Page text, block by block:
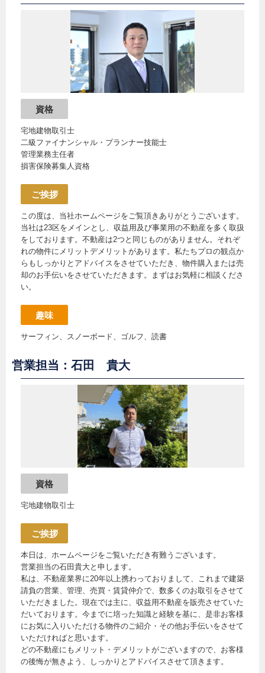
資格
宅地建物取引士
二級ファイナンシャル・プランナー技能士
管理業務主任者
損害保険募集人資格
ご挨拶
この度は、当社ホームページをご覧頂きありがとうございます。
当社は23区をメインとし、収益用及び事業用の不動産を多く取扱
をしております。不動産は2つと同じものがありません。それぞ
れの物件にメリットデメリットがあります。私たちプロの観点か
らもしっかりとアドバイスをさせていただき、物件購入または売
却のお手伝いをさせていただきます。まずはお気軽に相談くださ
い。
趣味
サーフィン、スノーボード、ゴルフ、読書
営業担当：石田 貴大
資格
宅地建物取引士
ご挨拶
本日は、ホームページをご覧いただき有難うございます。
営業担当の石田貴大と申します。
私は、不動産業界に20年以上携わっておりまして、これまで建築
請負の営業、管理、売買・賃貸仲介で、数多くのお取引をさせて
いただきました。現在では主に、収益用不動産を販売させていた
だいております。今までに培った知識と経験を基に、是非お客様
にお気に入りいただける物件のご紹介・その他お手伝いをさせて
いただければと思います。
どの不動産にもメリット・デメリットがございますので、お客様
の後悔が無きよう、しっかりとアドバイスさせて頂きます。